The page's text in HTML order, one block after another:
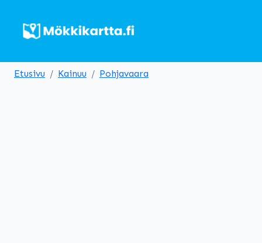
Etusivu Kainuu Pohjavaara